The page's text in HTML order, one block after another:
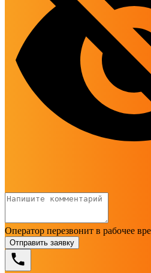
Оператор перезвонит в рабочее
Отправить заявку